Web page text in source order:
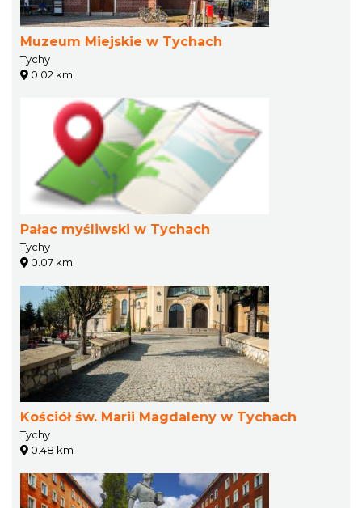
Muzeum Miejskie w Tychach
Tychy
0.02 km
Pałac myśliwski w Tychach
Tychy
0.07 km
Kościół św. Marii Magdaleny w Tychach
Tychy
0.48 km